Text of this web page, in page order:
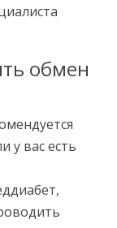
обмен
у вас есть